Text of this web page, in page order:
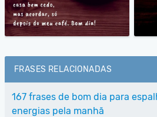
FRASES RELACIONADAS
167 frases de bom dia para
energias pela manhã